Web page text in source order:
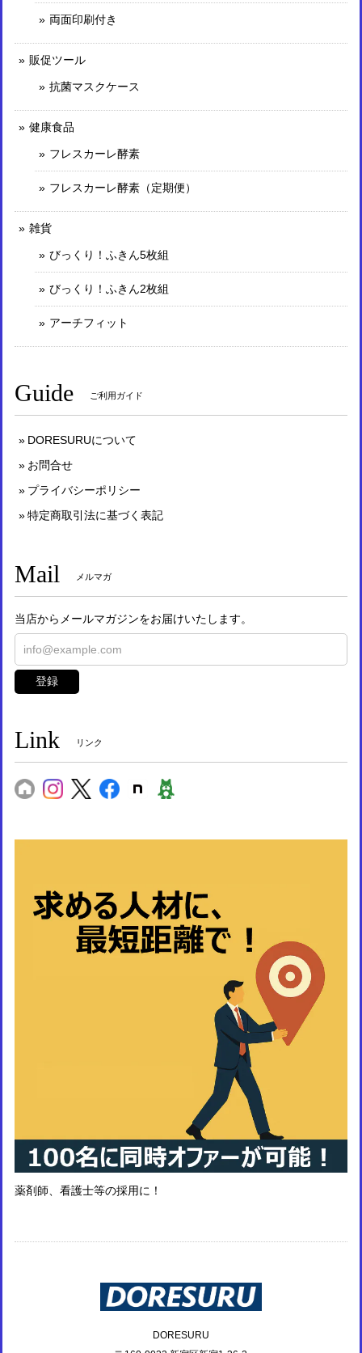
両面印刷付き
販促ツール
抗菌マスクケース
健康食品
フレスカーレ酵素
フレスカーレ酵素（定期便）
雑貨
びっくり！ふきん5枚組
びっくり！ふきん2枚組
アーチフィット
Guide ご利用ガイド
DORESURUについて
お問合せ
プライバシーポリシー
特定商取引法に基づく表記
Mail メルマガ
当店からメールマガジンをお届けいたします。
登録
Link リンク
薬剤師、看護士等の採用に！
DORESURU